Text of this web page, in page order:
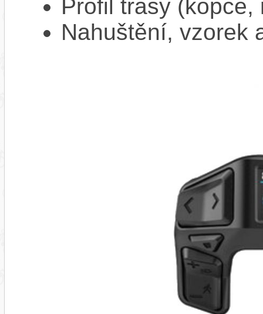
Profil trasy
Nahuštění, vzorek